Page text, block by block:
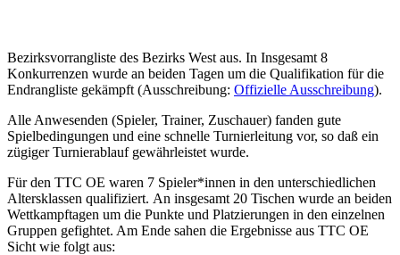
Bezirksvorrangliste des Bezirks West aus. In Insgesamt 8
Konkurrenzen wurde an beiden Tagen um die Qualifikation für die
Endrangliste gekämpft (Ausschreibung: Offizielle Ausschreibung).
Alle Anwesenden (Spieler, Trainer, Zuschauer) fanden gute
Spielbedingungen und eine schnelle Turnierleitung vor, so daß ein
zügiger Turnierablauf gewährleistet wurde.
Für den TTC OE waren 7 Spieler*innen in den unterschiedlichen
Altersklassen qualifiziert. An insgesamt 20 Tischen wurde an beiden
Wettkampftagen um die Punkte und Platzierungen in den einzelnen
Gruppen gefightet. Am Ende sahen die Ergebnisse aus TTC OE
Sicht wie folgt aus: